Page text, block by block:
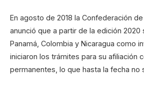
En agosto de 2018 la Confederación
anunció que a partir de la edición 2020
Panamá, Colombia y Nicaragua como
iniciaron los trámites para su afiliación
permanentes, lo que hasta la fecha no